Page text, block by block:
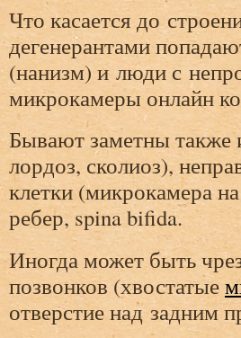
Что касается до
дегенерантами
(нанизм) и люди с
микрокамеры онлайн
Бывают заметны также
лордоз, сколиоз),
клетки (микрокамера
ребер, spina bifida.
Иногда может быть
позвонков (хвостатые
отверстие над задним